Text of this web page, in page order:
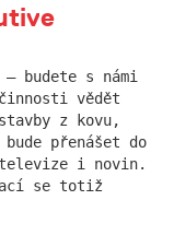
budete s námi
vědět
z kovu,
přenášet do
i novin.
se totiž